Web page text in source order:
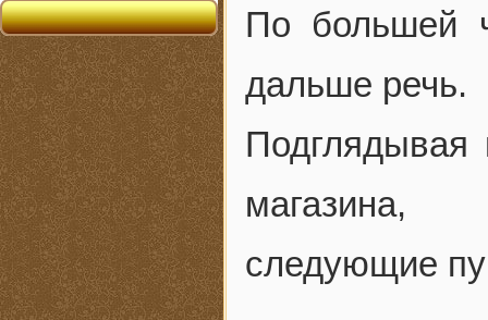
По большей
дальше речь.
Подглядывая
магазина,
следующие